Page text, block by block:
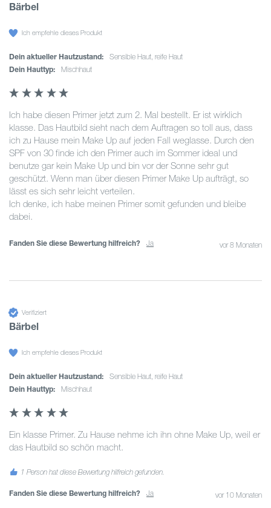
Bärbel
Ich empfehle dieses Produkt
Dein aktueller Hautzustand:
sensible Haut, reife Haut
Dein Hauttyp:
Mischhaut
Ich habe diesen Primer jetzt zum 2. Mal bestellt. Er ist wirklich
klasse. Das Hautbild sieht nach dem Auftragen so toll aus, dass
ich zu Hause mein Make Up auf jeden Fall weglasse. Durch den
SPF von 30 finde ich den Primer auch im Sommer ideal und
benutze gar kein Make Up und bin vor der Sonne sehr gut
geschützt. Wenn man über diesen Primer Make Up aufträgt, so
lässt es sich sehr leicht verteilen.
Ich denke, ich habe meinen Primer somit gefunden und bleibe
dabei.
Fanden Sie diese Bewertung hilfreich? Ja vor 8 Monaten
Verifiziert
Bärbel
Ich empfehle dieses Produkt
Dein aktueller Hautzustand:
sensible Haut, reife Haut
Dein Hauttyp:
Mischhaut
Ein klasse Primer. Zu Hause nehme ich ihn ohne Make Up, weil er
das Hautbild so schön macht.
1 Person hat diese Bewertung hilfreich gefunden.
Fanden Sie diese Bewertung hilfreich? Ja vor 10 Monaten